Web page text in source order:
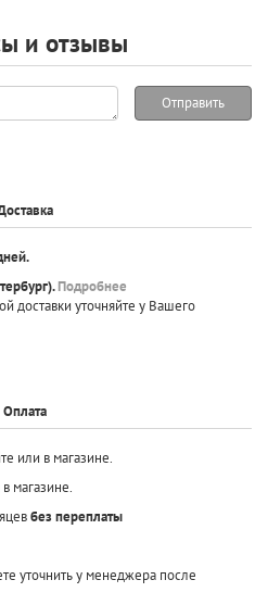
и отзывы
Отправить
Подробнее
доставки уточняйте у Вашего
Оплата
или в магазине.
магазине.
без переплаты
уточнить у менеджера после